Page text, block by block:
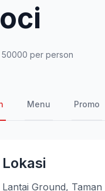
50000 per person
Menu Promo
Ground,